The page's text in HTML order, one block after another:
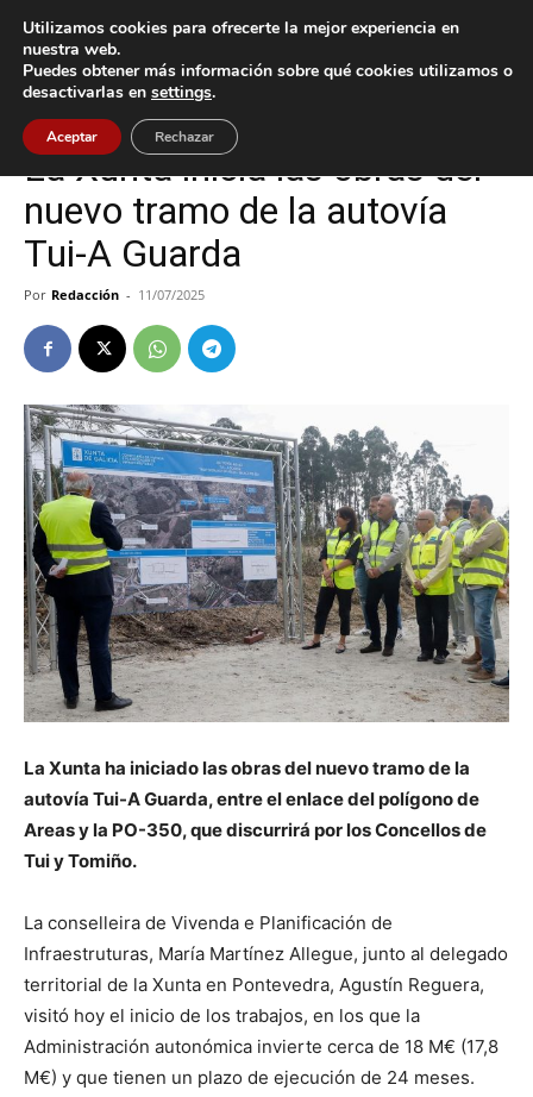
Inicio A Guarda
A Guarda Política Tui
La Xunta inicia las obras del
nuevo tramo de la autovía
Tui-A Guarda
Por Redacción - 11/07/2025
La Xunta ha iniciado las obras del nuevo tramo de la
autovía Tui-A Guarda, entre el enlace del polígono de
Areas y la PO-350, que discurrirá por los Concellos de
Tui y Tomiño.
La conselleira de Vivenda e Planificación de
Infraestruturas, María Martínez Allegue, junto al delegado
territorial de la Xunta en Pontevedra, Agustín Reguera,
visitó hoy el inicio de los trabajos, en los que la
Administración autonómica invierte cerca de 18 M€ (17,8
M€) y que tienen un plazo de ejecución de 24 meses.
Utilizamos cookies para ofrecerte la mejor experiencia en
nuestra web.
Puedes obtener más información sobre qué cookies utilizamos o
desactivarlas en settings.
Aceptar Rechazar